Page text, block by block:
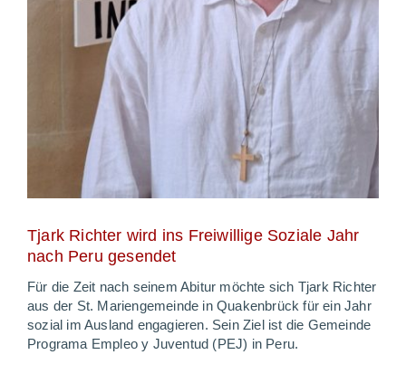
Tjark Richter wird ins Freiwillige Soziale Jahr
nach Peru gesendet
Für die Zeit nach seinem Abitur möchte sich Tjark Richter
aus der St. Mariengemeinde in Quakenbrück für ein Jahr
sozial im Ausland engagieren. Sein Ziel ist die Gemeinde
Programa Empleo y Juventud (PEJ) in Peru.